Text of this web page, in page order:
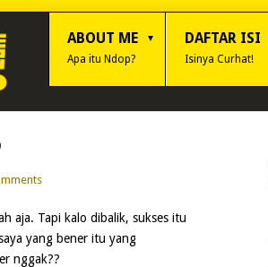
ABOUT ME
Apa itu Ndop?
DAFTAR ISI
Isinya Curhat!
aja. Tapi kalo dibalik, sukses itu
yang bener itu yang
nggak??